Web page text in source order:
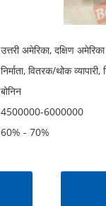
उत्तरी अमेरिका, दक्षिण
निर्माता, वितरक/थोक व्यापारी,
बोनिन
4500000-6000000
60% - 70%